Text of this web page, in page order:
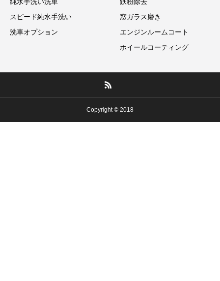
スピード純水手洗い
洗車オプション
窓ガラス磨き
エンジンルームコート
ホイールコーティング
Copyright © 2018